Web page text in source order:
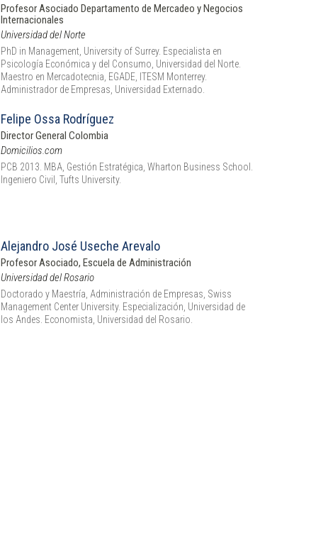
Profesor Asociado Departamento de Mercadeo y Negocios
Internacionales
Universidad del Norte
PhD in Management, University of Surrey. Especialista en
Psicología Económica y del Consumo, Universidad del Norte.
Maestro en Mercadotecnia, EGADE, ITESM Monterrey.
Administrador de Empresas, Universidad Externado.
Felipe Ossa Rodríguez
Director General Colombia
Domicilios.com
PCB 2013. MBA, Gestión Estratégica, Wharton Business School.
Ingeniero Civil, Tufts University.
Alejandro José Useche Arevalo
Profesor Asociado, Escuela de Administración
Universidad del Rosario
Doctorado y Maestría, Administración de Empresas, Swiss
Management Center University. Especialización, Universidad de
los Andes. Economista, Universidad del Rosario.